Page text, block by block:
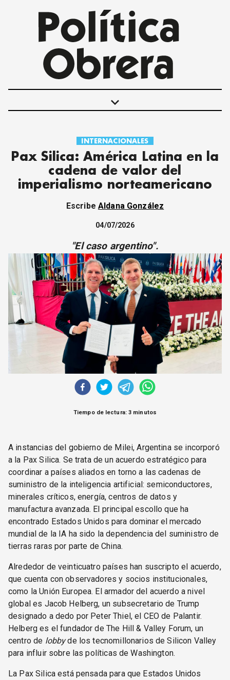
keyboard_arrow_down
POLÍTICAS
INTERNACIONALES
MOVIMIENTO OBRERO
MUJER
SOCIEDAD Y CULTURA
JUVENTUD
DEBATE
ARCHIVO
DECLARACIONES
OPINIÓN
ALTAMIRA RESPONDE
Política Obrera Revista
CONTACTO
INTERNACIONALES
Pax Silica: América Latina en la
cadena de valor del
imperialismo norteamericano
Escribe Aldana González
04/07/2026
"El caso argentino".
Tiempo de lectura: 3 minutos
A instancias del gobierno de Milei, Argentina se incorporó
a la Pax Silica. Se trata de un acuerdo estratégico para
coordinar a países aliados en torno a las cadenas de
suministro de la inteligencia artificial: semiconductores,
minerales críticos, energía, centros de datos y
manufactura avanzada. El principal escollo que ha
encontrado Estados Unidos para dominar el mercado
mundial de la IA ha sido la dependencia del suministro de
tierras raras por parte de China.
Alrededor de veinticuatro países han suscripto el acuerdo,
que cuenta con observadores y socios institucionales,
como la Unión Europea. El armador del acuerdo a nivel
global es Jacob Helberg, un subsecretario de Trump
designado a dedo por Peter Thiel, el CEO de Palantir.
Helberg es el fundador de The Hill & Valley Forum, un
centro de lobbyde los tecnomillonarios de Silicon Valley
para influir sobre las políticas de Washington.
La Pax Silica está pensada para que Estados Unidos